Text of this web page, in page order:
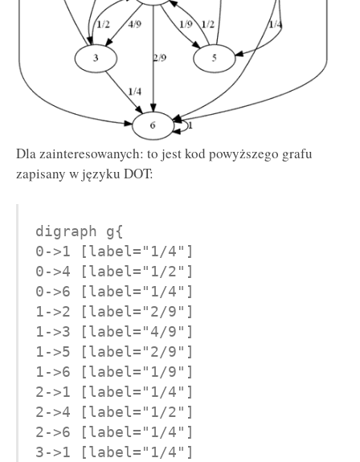
Dla zainteresowanych: to jest kod powyższego grafu
zapisany w języku DOT:
digraph g{
0->1 [label="1/4"]
0->4 [label="1/2"]
0->6 [label="1/4"]
1->2 [label="2/9"]
1->3 [label="4/9"]
1->5 [label="2/9"]
1->6 [label="1/9"]
2->1 [label="1/4"]
2->4 [label="1/2"]
2->6 [label="1/4"]
3->1 [label="1/4"]